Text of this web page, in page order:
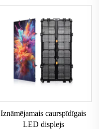
Iznāmējamais caurspīdīgais
LED displejs